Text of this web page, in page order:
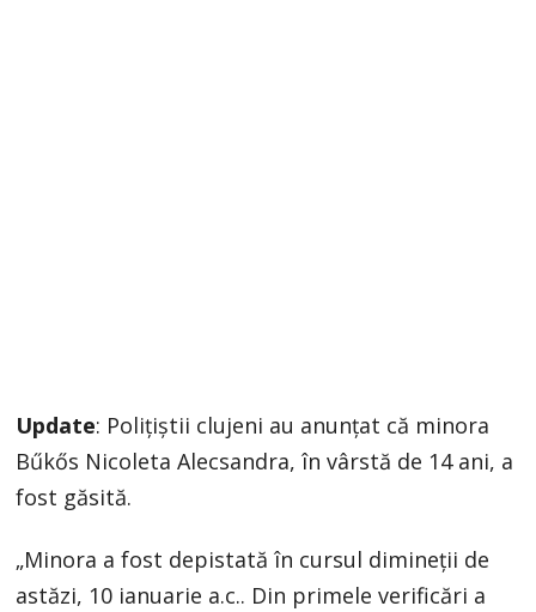
Update: Polițiștii clujeni au anunțat că minora
Bűkős Nicoleta Alecsandra, în vârstă de 14 ani, a
fost găsită.
„Minora a fost depistată în cursul dimineții de
astăzi, 10 ianuarie a.c.. Din primele verificări a